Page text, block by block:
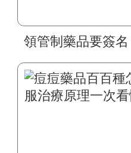
領管制藥品要簽